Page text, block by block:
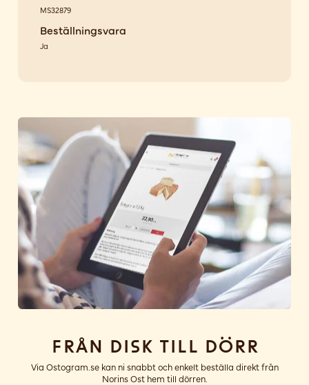
MS32879
Beställningsvara
Ja
Från disk till dörr
Via Ostogram.se kan ni snabbt och enkelt beställa direkt från
Norins Ost hem till dörren.